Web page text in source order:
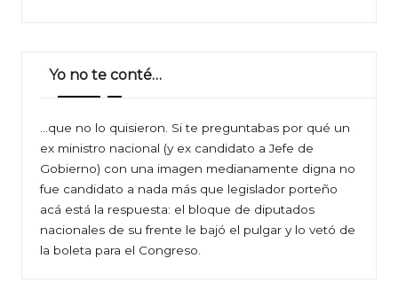
Yo no te conté…
…que no lo quisieron. Si te preguntabas por qué un
ex ministro nacional (y ex candidato a Jefe de
Gobierno) con una imagen medianamente digna no
fue candidato a nada más que legislador porteño
acá está la respuesta: el bloque de diputados
nacionales de su frente le bajó el pulgar y lo vetó de
la boleta para el Congreso.